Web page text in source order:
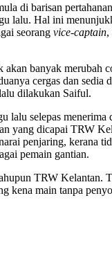
di barisan
lalu. Hal ini
seorang vice-captain,
banyak merubah
cergas dan sedia
dilakukan Saiful.
lalu selepas
yang dicapai TRW
penjaring, kerana
pemain gantian.
TRW Kelantan.
kena main tanpa